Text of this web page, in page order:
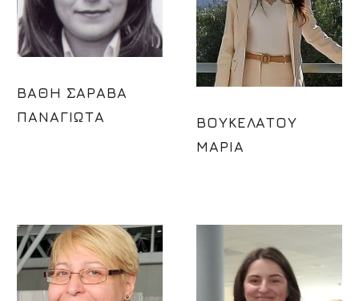
ΒΑΘΗ ΣΑΡΑΒΑ
ΠΑΝΑΓΙΩΤΑ
ΒΟΥΚΕΛΑΤΟΥ
ΜΑΡΙΑ